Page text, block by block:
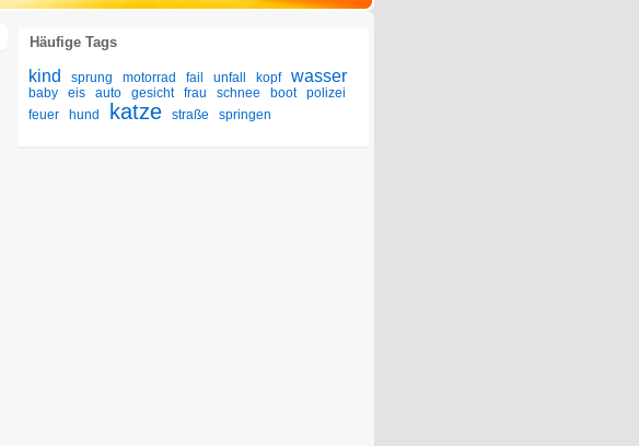
Häufige Tags
kind sprung motorrad fail unfall kopf wasser
baby eis auto gesicht frau schnee boot
polizei
feuer
hund katze straße springen